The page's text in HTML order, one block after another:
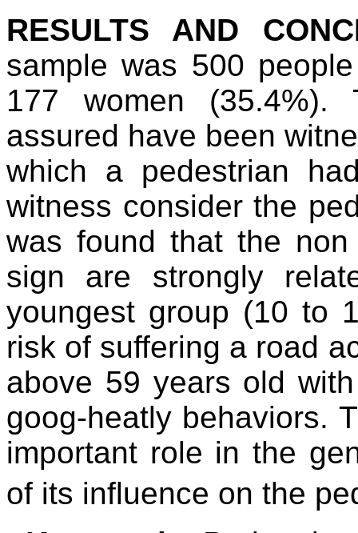
RESULTS AND
sample was 500
177 women
assured have been
which a pedestrian
witness consider the
was found that the
sign are strongly
youngest group (10 to
risk of suffering a road
above 59 years old
goog-heatly behaviors.
important role in the
of its influence on the